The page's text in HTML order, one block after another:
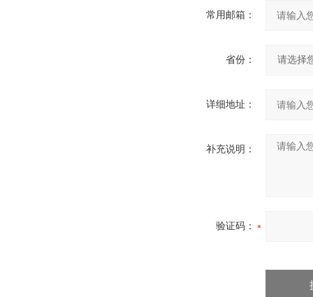
常用邮箱：
省份：
详细地址：
补充说明：
验证码：